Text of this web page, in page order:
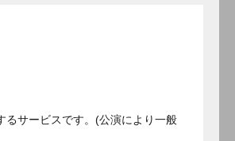
るサービスです。(公演により一般